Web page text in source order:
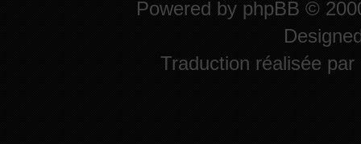
Powered by phpBB ©
Traduction réalisée par